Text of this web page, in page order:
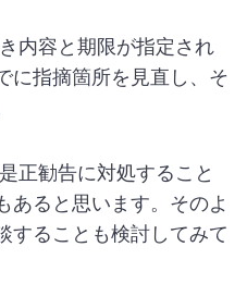
内容と期限が指定され
に指摘箇所を見直し、そ
正勧告に対処すること
あると思います。そのよ
することも検討してみて